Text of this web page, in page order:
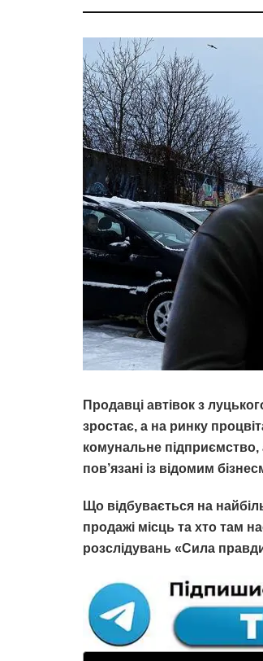
Продавці автівок з
зростає, а на ринку
комунальне підприємство,
пов’язані із відомим
Що відбувається на
продажі місць та хто там
розслідувань «Сила